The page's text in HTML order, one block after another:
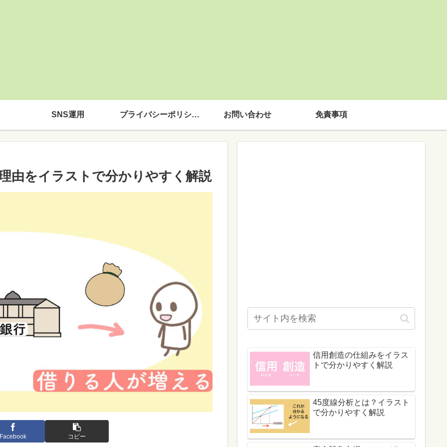
SNS運用 プライバシーポリシー お問い合わせ 免責事項
由をイラストで分かりやすく解説
Facebook コピー
信用創造の仕組みをイラス
トで分かりやすく解説
45度線分析とは？イラスト
で分かりやすく解説